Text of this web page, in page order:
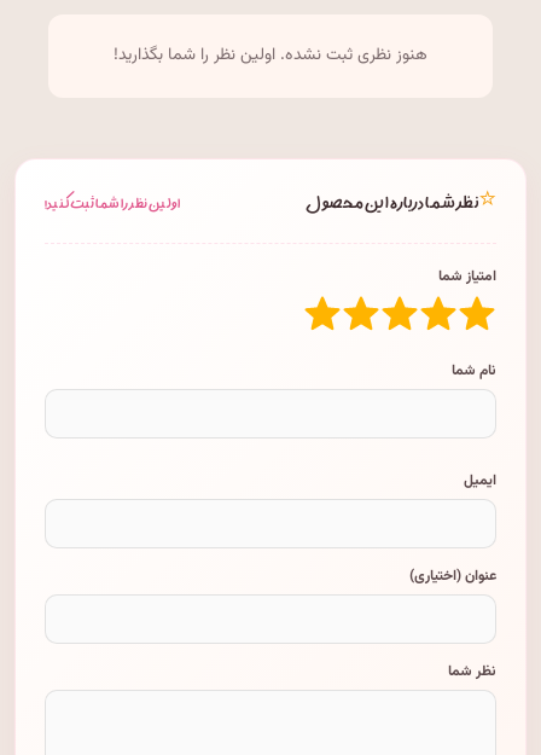
هنوز نظری ثبت نشده. اولین نظر را شما بگذارید!
⭐نظر شما درباره این محصول اولین نظر را شما ثبت کنید!
امتیاز شما
نام شما
ایمیل
عنوان (اختیاری)
نظر شما